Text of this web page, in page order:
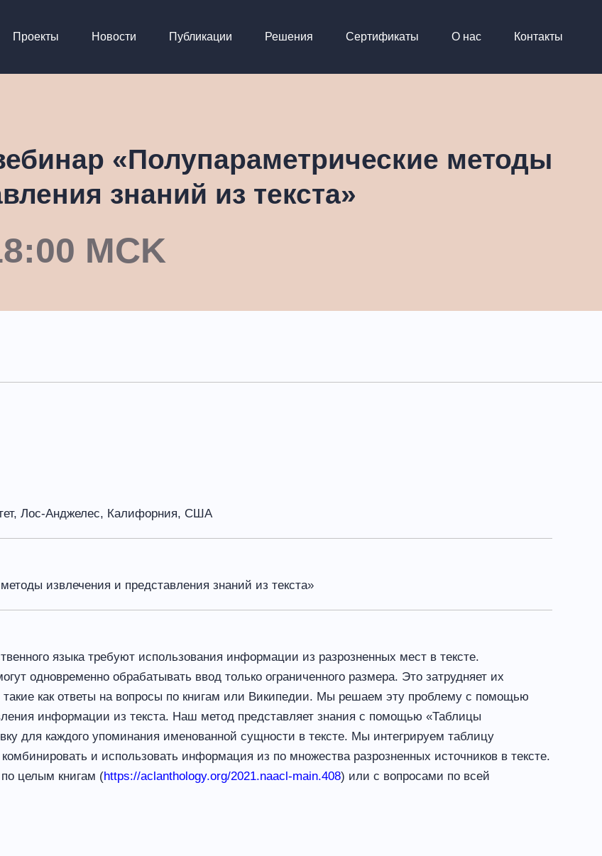
Проекты Новости Публикации Решения Сертификаты О нас Контакты
«Полупараметрические методы
знаний из текста»
MCK
Лос-Анджелес, Калифорния, США
извлечения и представления знаний из текста»
языка требуют использования информации из разрозненных мест в тексте.
одновременно обрабатывать ввод только ограниченного размера. Это затрудняет их
как ответы на вопросы по книгам или Википедии. Мы решаем эту проблему с помощью
информации из текста. Наш метод представляет знания с помощью «Таблицы
для каждого упоминания именованной сущности в тексте. Мы интегрируем таблицу
и использовать информация из по множества разрозненных источников в тексте.
целым книгам (https://aclanthology.org/2021.naacl-main.408) или с вопросами по всей